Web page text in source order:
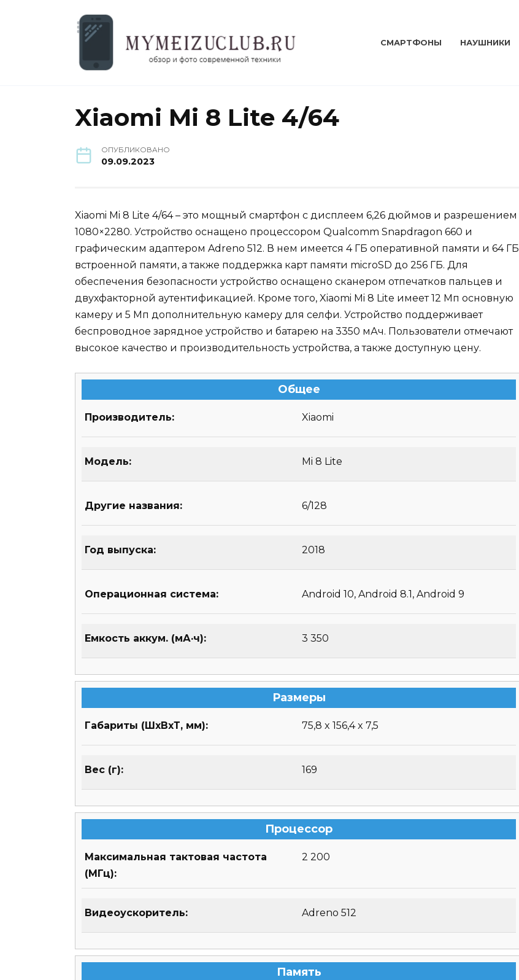
СМАРТФОНЫ НАУШНИКИ
Xiaomi Mi 8 Lite 4/64
ОПУБЛИКОВАНО
09.09.2023
Xiaomi Mi 8 Lite 4/64 – это мощный смартфон с дисплеем 6,26 дюймов и разрешением
1080×2280. Устройство оснащено процессором Qualcomm Snapdragon 660 и
графическим адаптером Adreno 512. В нем имеется 4 ГБ оперативной памяти и 64 ГБ
встроенной памяти, а также поддержка карт памяти microSD до 256 ГБ. Для
обеспечения безопасности устройство оснащено сканером отпечатков пальцев и
двухфакторной аутентификацией. Кроме того, Xiaomi Mi 8 Lite имеет 12 Мп основную
камеру и 5 Мп дополнительную камеру для селфи. Устройство поддерживает
беспроводное зарядное устройство и батарею на 3350 мАч. Пользователи отмечают
высокое качество и производительность устройства, а также доступную цену.
Общее
Производитель: Xiaomi
Модель: Mi 8 Lite
Другие названия: 6/128
Год выпуска: 2018
Операционная система: Android 10, Android 8.1, Android 9
Емкость аккум. (мА·ч): 3 350
Размеры
Габариты (ШхВхТ, мм): 75,8 x 156,4 x 7,5
Вес (г): 169
Процессор
Максимальная тактовая частота
(МГц):
2 200
Видеоускоритель: Adreno 512
Память